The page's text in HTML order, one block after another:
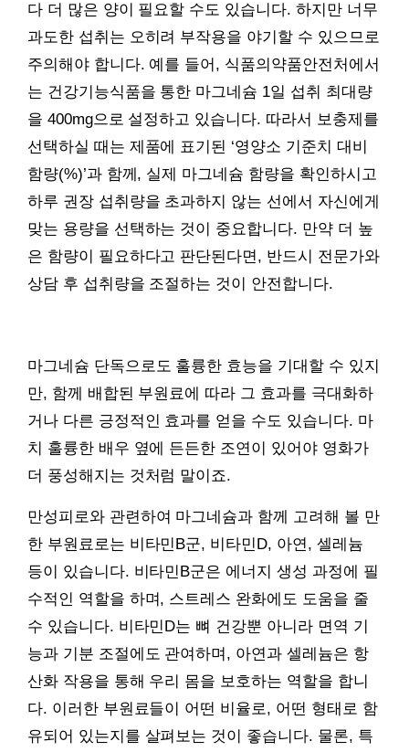
다 더 많은 양이 필요할 수도 있습니다. 하지만 너무
과도한 섭취는 오히려 부작용을 야기할 수 있으므로
주의해야 합니다. 예를 들어, 식품의약품안전처에서
는 건강기능식품을 통한 마그네슘 1일 섭취 최대량
을 400mg으로 설정하고 있습니다. 따라서 보충제를
선택하실 때는 제품에 표기된 ‘영양소 기준치 대비
함량(%)’과 함께, 실제 마그네슘 함량을 확인하시고
하루 권장 섭취량을 초과하지 않는 선에서 자신에게
맞는 용량을 선택하는 것이 중요합니다. 만약 더 높
은 함량이 필요하다고 판단된다면, 반드시 전문가와
상담 후 섭취량을 조절하는 것이 안전합니다.
마그네슘 단독으로도 훌륭한 효능을 기대할 수 있지
만, 함께 배합된 부원료에 따라 그 효과를 극대화하
거나 다른 긍정적인 효과를 얻을 수도 있습니다. 마
치 훌륭한 배우 옆에 든든한 조연이 있어야 영화가
더 풍성해지는 것처럼 말이죠.
만성피로와 관련하여 마그네슘과 함께 고려해 볼 만
한 부원료로는 비타민B군, 비타민D, 아연, 셀레늄
등이 있습니다. 비타민B군은 에너지 생성 과정에 필
수적인 역할을 하며, 스트레스 완화에도 도움을 줄
수 있습니다. 비타민D는 뼈 건강뿐 아니라 면역 기
능과 기분 조절에도 관여하며, 아연과 셀레늄은 항
산화 작용을 통해 우리 몸을 보호하는 역할을 합니
다. 이러한 부원료들이 어떤 비율로, 어떤 형태로 함
유되어 있는지를 살펴보는 것이 좋습니다. 물론, 특